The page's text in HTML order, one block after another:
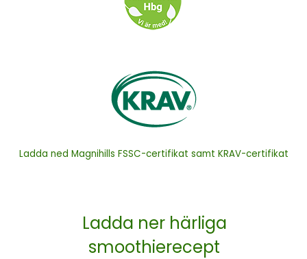
Ladda ned Magnihills FSSC-certifikat samt KRAV-certifikat
Ladda ner härliga
smoothierecept